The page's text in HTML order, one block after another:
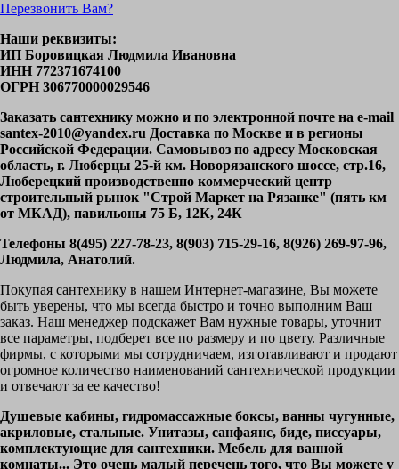
Перезвонить Вам?
Наши реквизиты:
ИП Боровицкая Людмила Ивановна
ИНН 772371674100
ОГРН 306770000029546
Заказать сантехнику можно и по электронной почте на e-mail
santex-2010@yandex.ru Доставка по Москве и в регионы
Российской Федерации. Самовывоз по адресу Московская
область, г. Люберцы 25-й км. Новорязанского шоссе, стр.16,
Люберецкий производственно коммерческий центр
строительный рынок "Строй Маркет на Рязанке" (пять км
от МКАД), павильоны 75 Б, 12К, 24К
Телефоны 8(495) 227-78-23, 8(903) 715-29-16, 8(926) 269-97-96,
Людмила, Анатолий.
Покупая сантехнику в нашем Интернет-магазине, Вы можете
быть уверены, что мы всегда быстро и точно выполним Ваш
заказ. Наш менеджер подскажет Вам нужные товары, уточнит
все параметры, подберет все по размеру и по цвету. Различные
фирмы, с которыми мы сотрудничаем, изготавливают и продают
огромное количество наименований сантехнической продукции
и отвечают за ее качество!
Душевые кабины, гидромассажные боксы, ванны чугунные,
акриловые, стальные. Унитазы, санфаянс, биде, писсуары,
комплектующие для сантехники. Мебель для ванной
комнаты... Это очень малый перечень того, что Вы можете у